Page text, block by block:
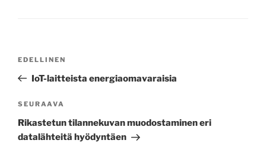
Edellinen
artikkeli
EDELLINEN
IoT-laitteista energiaomavaraisia
Seuraava
artikkeli
SEURAAVA
Rikastetun tilannekuvan muodostaminen eri
datalähteitä hyödyntäen